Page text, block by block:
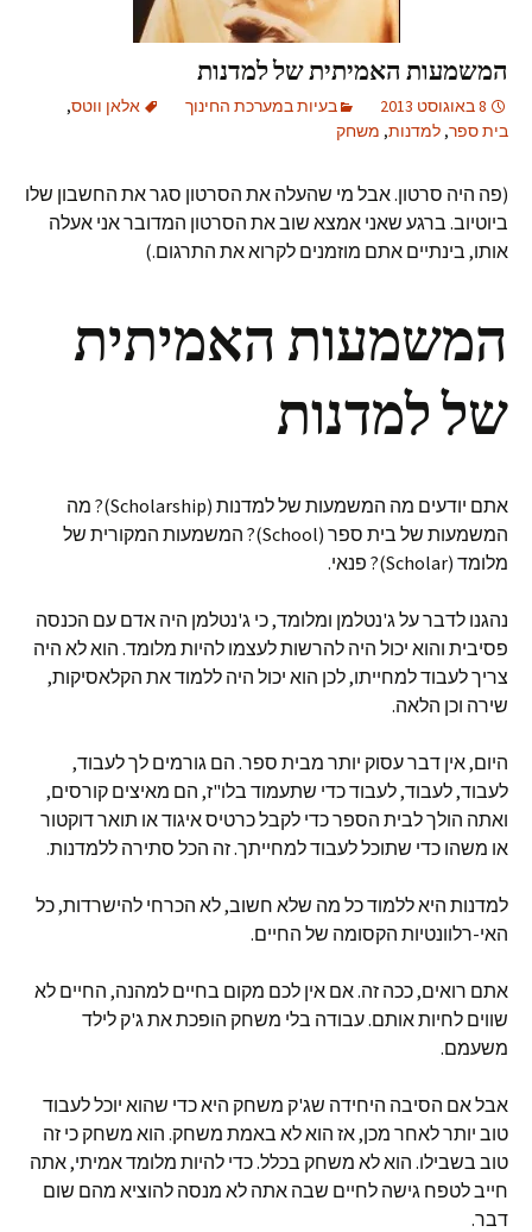
המשמעות האמיתית של למדנות
8 באוגוסט 2013 בעיות במערכת החינוך אלאן ווטס,
בית ספר, למדנות, משחק
(פה היה סרטון. אבל מי שהעלה את הסרטון סגר את החשבון שלו
ביוטיוב. ברגע שאני אמצא שוב את הסרטון המדובר אני אעלה
אותו, בינתיים אתם מוזמנים לקרוא את התרגום.)
המשמעות האמיתית
של למדנות
אתם יודעים מה המשמעות של למדנות (Scholarship)? מה
המשמעות של בית ספר (School)? המשמעות המקורית של
מלומד (Scholar)? פנאי.
נהגנו לדבר על ג'נטלמן ומלומד, כי ג'נטלמן היה אדם עם הכנסה
פסיבית והוא יכול היה להרשות לעצמו להיות מלומד. הוא לא היה
צריך לעבוד למחייתו, לכן הוא יכול היה ללמוד את הקלאסיקות,
שירה וכן הלאה.
היום, אין דבר עסוק יותר מבית ספר. הם גורמים לך לעבוד,
לעבוד, לעבוד, לעבוד כדי שתעמוד בלו"ז, הם מאיצים קורסים,
ואתה הולך לבית הספר כדי לקבל כרטיס איגוד או תואר דוקטור
או משהו כדי שתוכל לעבוד למחייתך. זה הכל סתירה ללמדנות.
למדנות היא ללמוד כל מה שלא חשוב, לא הכרחי להישרדות, כל
האי-רלוונטיות הקסומה של החיים.
אתם רואים, ככה זה. אם אין לכם מקום בחיים למהנה, החיים לא
שווים לחיות אותם. עבודה בלי משחק הופכת את ג'ק לילד
משעמם.
אבל אם הסיבה היחידה שג'ק משחק היא כדי שהוא יוכל לעבוד
טוב יותר לאחר מכן, אז הוא לא באמת משחק. הוא משחק כי זה
טוב בשבילו. הוא לא משחק בכלל. כדי להיות מלומד אמיתי, אתה
חייב לטפח גישה לחיים שבה אתה לא מנסה להוציא מהם שום
דבר.